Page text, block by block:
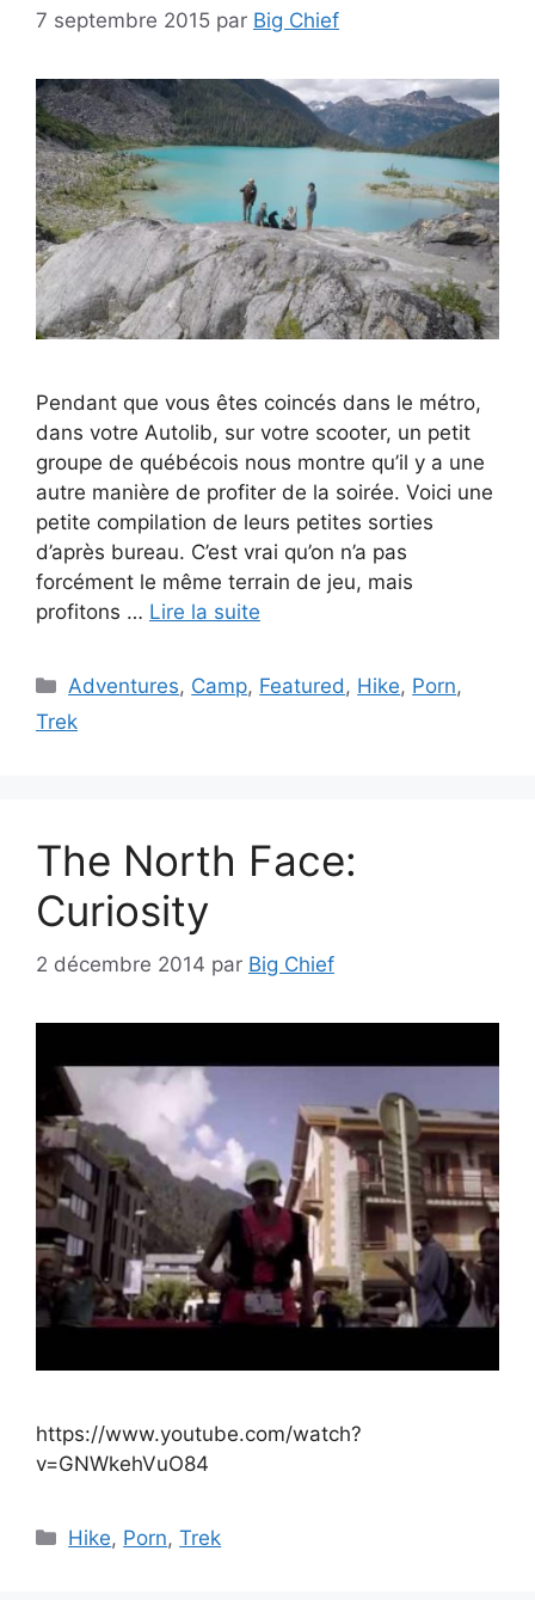
7 septembre 2015 par Big Chief
Pendant que vous êtes coincés dans le métro,
dans votre Autolib, sur votre scooter, un petit
groupe de québécois nous montre qu’il y a une
autre manière de profiter de la soirée. Voici une
petite compilation de leurs petites sorties
d’après bureau. C’est vrai qu’on n’a pas
forcément le même terrain de jeu, mais
profitons … Lire la suite
Catégories
Adventures, Camp, Featured, Hike, Porn,
Trek
The North Face:
Curiosity
2 décembre 2014 par Big Chief
https://www.youtube.com/watch?
v=GNWkehVuO84
Catégories
Hike, Porn,Trek